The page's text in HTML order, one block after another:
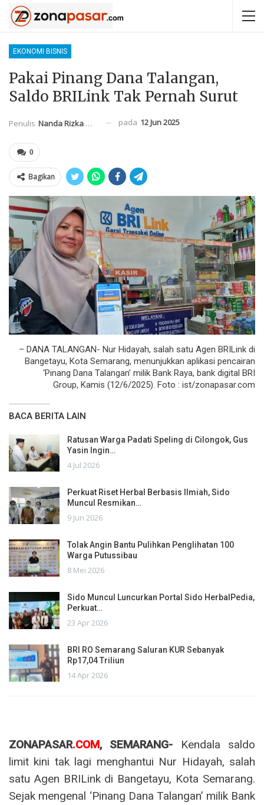
EKONOMI BISNIS
Pakai Pinang Dana Talangan,
Saldo BRILink Tak Pernah Surut
Penulis Nanda Rizka Mahendra pada 12 Jun 2025
0
Bagikan
– DANA TALANGAN- Nur Hidayah, salah satu Agen BRILink di
Bangetayu, Kota Semarang, menunjukkan aplikasi pencairan
‘Pinang Dana Talangan’ milik Bank Raya, bank digital BRI
Group, Kamis (12/6/2025). Foto : ist/zonapasar.com
BACA BERITA LAIN
Ratusan Warga Padati Speling di Cilongok, Gus
Yasin Ingin…
4 Jul 2026
Perkuat Riset Herbal Berbasis Ilmiah, Sido
Muncul Resmikan…
9 Jun 2026
Tolak Angin Bantu Pulihkan Penglihatan 100
Warga Putussibau
8 Mei 2026
Sido Muncul Luncurkan Portal Sido HerbalPedia,
Perkuat…
23 Apr 2026
BRI RO Semarang Saluran KUR Sebanyak
Rp17,04 Triliun
14 Apr 2026
ZONAPASAR.COM, SEMARANG- Kendala saldo
limit kini tak lagi menghantui Nur Hidayah, salah
satu Agen BRILink di Bangetayu, Kota Semarang.
Sejak mengenal ‘Pinang Dana Talangan’ milik Bank